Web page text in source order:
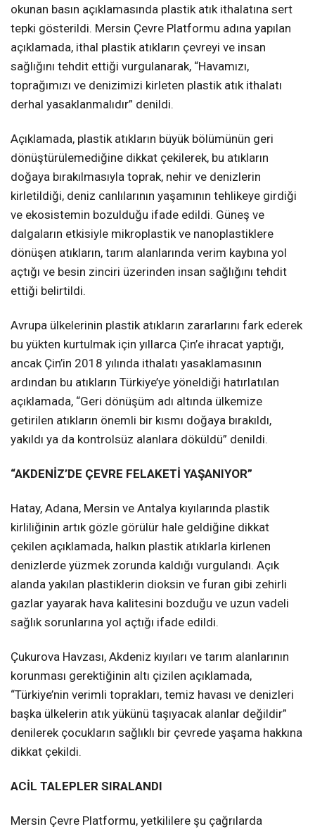
okunan basın açıklamasında plastik atık ithalatına sert
tepki gösterildi. Mersin Çevre Platformu adına yapılan
açıklamada, ithal plastik atıkların çevreyi ve insan
sağlığını tehdit ettiği vurgulanarak, “Havamızı,
toprağımızı ve denizimizi kirleten plastik atık ithalatı
derhal yasaklanmalıdır” denildi.
Açıklamada, plastik atıkların büyük bölümünün geri
dönüştürülemediğine dikkat çekilerek, bu atıkların
doğaya bırakılmasıyla toprak, nehir ve denizlerin
kirletildiği, deniz canlılarının yaşamının tehlikeye girdiği
ve ekosistemin bozulduğu ifade edildi. Güneş ve
dalgaların etkisiyle mikroplastik ve nanoplastiklere
dönüşen atıkların, tarım alanlarında verim kaybına yol
açtığı ve besin zinciri üzerinden insan sağlığını tehdit
ettiği belirtildi.
Avrupa ülkelerinin plastik atıkların zararlarını fark ederek
bu yükten kurtulmak için yıllarca Çin’e ihracat yaptığı,
ancak Çin’in 2018 yılında ithalatı yasaklamasının
ardından bu atıkların Türkiye’ye yöneldiği hatırlatılan
açıklamada, “Geri dönüşüm adı altında ülkemize
getirilen atıkların önemli bir kısmı doğaya bırakıldı,
yakıldı ya da kontrolsüz alanlara döküldü” denildi.
“AKDENİZ’DE ÇEVRE FELAKETİ YAŞANIYOR”
Hatay, Adana, Mersin ve Antalya kıyılarında plastik
kirliliğinin artık gözle görülür hale geldiğine dikkat
çekilen açıklamada, halkın plastik atıklarla kirlenen
denizlerde yüzmek zorunda kaldığı vurgulandı. Açık
alanda yakılan plastiklerin dioksin ve furan gibi zehirli
gazlar yayarak hava kalitesini bozduğu ve uzun vadeli
sağlık sorunlarına yol açtığı ifade edildi.
Çukurova Havzası, Akdeniz kıyıları ve tarım alanlarının
korunması gerektiğinin altı çizilen açıklamada,
“Türkiye’nin verimli toprakları, temiz havası ve denizleri
başka ülkelerin atık yükünü taşıyacak alanlar değildir”
denilerek çocukların sağlıklı bir çevrede yaşama hakkına
dikkat çekildi.
ACİL TALEPLER SIRALANDI
Mersin Çevre Platformu, yetkililere şu çağrılarda